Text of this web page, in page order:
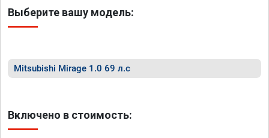
Выберите вашу модель:
Mitsubishi Mirage 1.0 69 л.с
Включено в стоимость: